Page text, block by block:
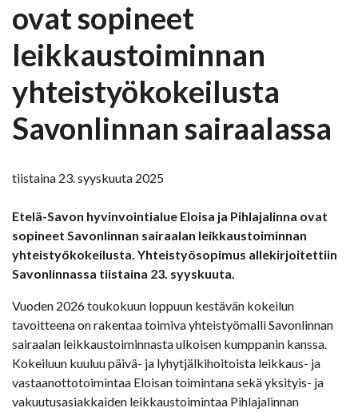
ovat sopineet
leikkaustoiminnan
yhteistyökokeilusta
Savonlinnan sairaalassa
tiistaina 23. syyskuuta 2025
Etelä-Savon hyvinvointialue Eloisa ja Pihlajalinna ovat
sopineet Savonlinnan sairaalan leikkaustoiminnan
yhteistyökokeilusta. Yhteistyösopimus allekirjoitettiin
Savonlinnassa tiistaina 23. syyskuuta.
Vuoden 2026 toukokuun loppuun kestävän kokeilun
tavoitteena on rakentaa toimiva yhteistyömalli Savonlinnan
sairaalan leikkaustoiminnasta ulkoisen kumppanin kanssa.
Kokeiluun kuuluu päivä- ja lyhytjälkihoitoista leikkaus- ja
vastaanottotoimintaa Eloisan toimintana sekä yksityis- ja
vakuutusasiakkaiden leikkaustoimintaa Pihlajalinnan